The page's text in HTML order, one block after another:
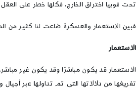
تحت فوبيا اختراق الخارج، فكلها خطر على
فبين الاستعمار والعسكرة ضاعت لنا كثير من
الاستعمار
الاستعمار قد يكون مباشرًا وقد يكون غير
تفريغها من دلالاتها التي تم تداولها عبر